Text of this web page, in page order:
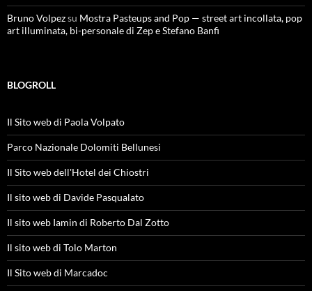
Bruno Volpezsu Mostra Pasteups and Pop — street art incollata, pop
art illuminata, bi-personale di Zep e Stefano Banfi
BLOGROLL
Il Sito web di Paola Volpato
Parco Nazionale Dolomiti Bellunesi
Il Sito web dell'Hotel dei Chiostri
Il sito web di Davide Pasqualato
Il sito web Iamin di Roberto Dal Zotto
Il sito web di Tolo Marton
Il Sito web di Marcadoc